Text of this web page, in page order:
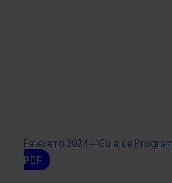
Fevereiro 2024 – Guia de
PDF